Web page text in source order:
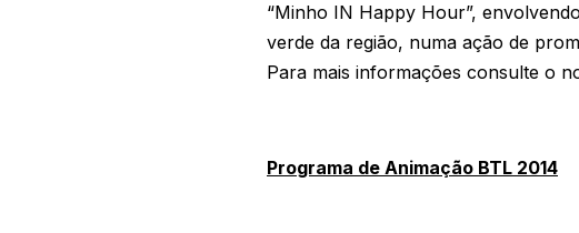
“Minho IN Happy Hour”,
verde da região, numa ação de
Para mais informações consulte o
Programa de Animação BTL 2014